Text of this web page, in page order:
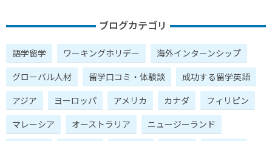
ブログカテゴリ
語学留学 ワーキングホリデー
海外インターンシップ
グローバル人材
留学口コミ・体験談
成功する留学英語
アジア
ヨーロッパ アメリカ カナダ
フィリピン
マレーシア
オーストラリア
ニュージーランド